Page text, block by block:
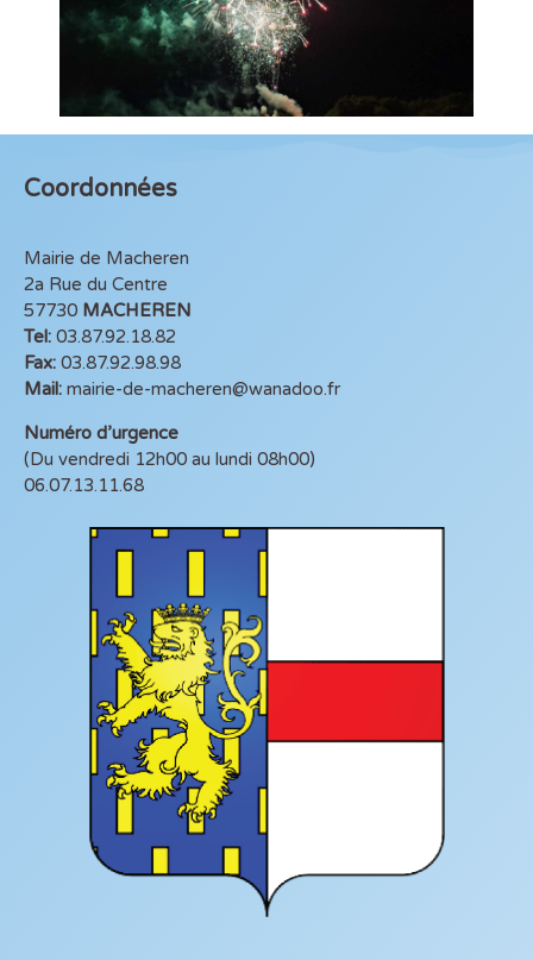
Coordonnées
Mairie de Macheren
2a Rue du Centre
57730 MACHEREN
Tel: 03.87.92.18.82
Fax: 03.87.92.98.98
Mail: mairie-de-macheren@wanadoo.fr
Numéro d’urgence
(Du vendredi 12h00 au lundi 08h00)
06.07.13.11.68